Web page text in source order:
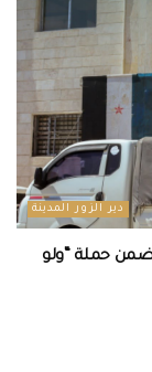
دير الزور المدينة
ضمن حملة “ولو